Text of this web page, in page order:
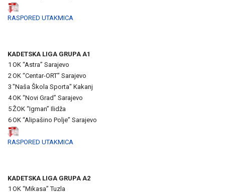
RASPORED UTAKMICA
KADETSKA LIGA GRUPA A1
1 OK “Astra” Sarajevo
2 OK “Centar-ORT” Sarajevo
3 "Naša Škola Sporta" Kakanj
4OK “Novi Grad” Sarajevo
5ŽOK “Igman” Ilidža
6OK “Alipašino Polje” Sarajevo
RASPORED UTAKMICA
KADETSKA LIGA GRUPA A2
1 OK “Mikasa” Tuzla